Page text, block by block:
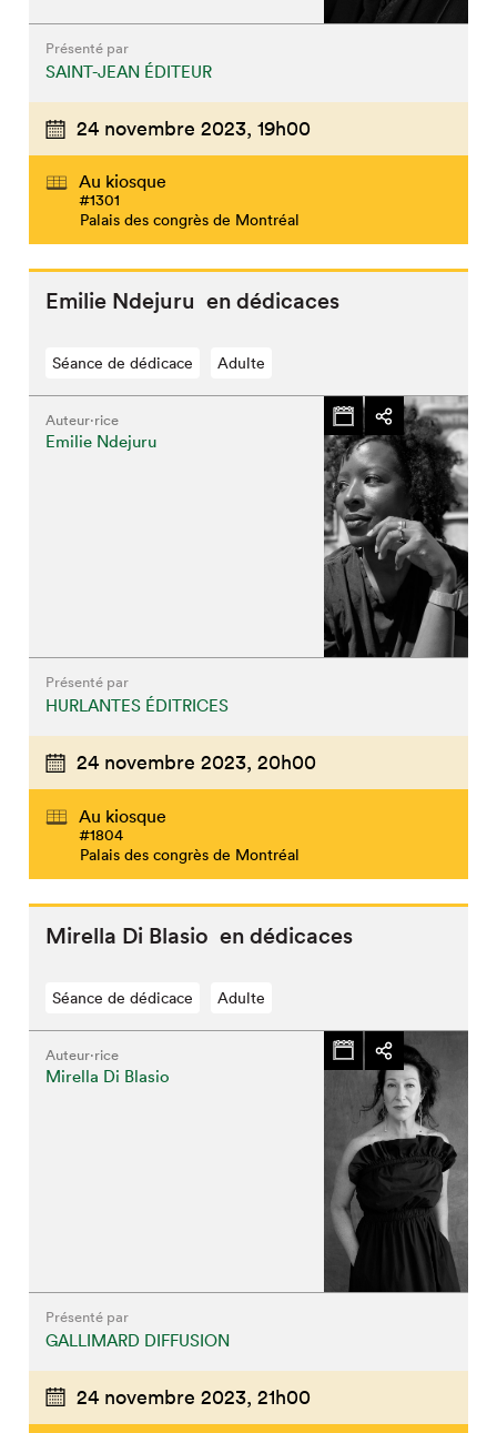
Que cherchez-vous?
Présenté par
SAINT-JEAN ÉDITEUR
24 novembre 2023, 19h00
Au kiosque
#1301
Palais des congrès de Montréal
Emilie Ndejuru en dédicaces
Séance de dédicace Adulte
Auteur·rice
Emilie Ndejuru
Présenté par
HURLANTES ÉDITRICES
24 novembre 2023, 20h00
Au kiosque
#1804
Palais des congrès de Montréal
Mirella Di Blasio en dédicaces
Séance de dédicace Adulte
Auteur·rice
Mirella Di Blasio
Présenté par
GALLIMARD DIFFUSION
24 novembre 2023, 21h00